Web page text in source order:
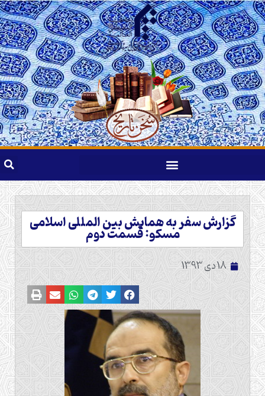
گزارش سفر به همایش بین المللی اسلامی
مسکو: قسمت دوم
18 دی 1393